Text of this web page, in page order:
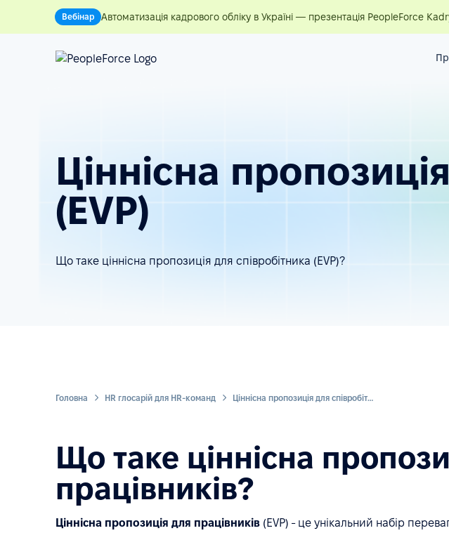
Вебінар Автоматизація кадрового обліку в Україні — презентація PeopleForce
Ціннісна
(EVP)
Що таке ціннісна пропозиція для співробітника (EVP)?
Головна HR глосарій для HR-команд Ціннісна пропозиція для співробітника (EVP)
Що таке ціннісна
працівників?
Ціннісна пропозиція для працівників (EVP) - це унікальний набір